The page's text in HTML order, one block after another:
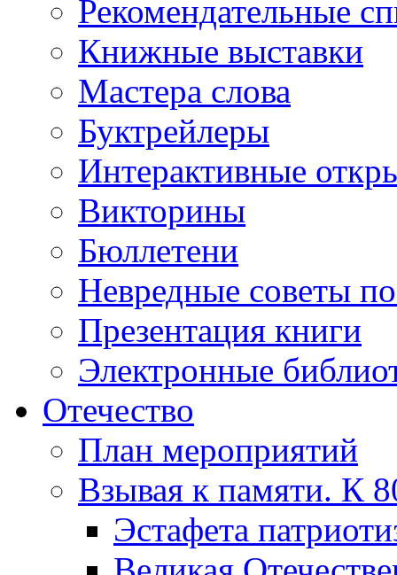
Рекомендательные
Книжные выставки
Мастера слова
Буктрейлеры
Интерактивные
Викторины
Бюллетени
Невредные советы
Презентация книги
Электронные
Отечество
План мероприятий
Взывая к памяти. К
Эcтафета